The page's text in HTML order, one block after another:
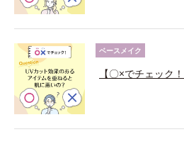
ベースメイク
【〇×でチェック